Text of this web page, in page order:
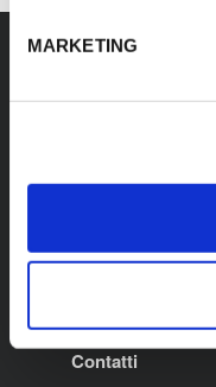
MARKETING
Chi siamo
Applicazioni
Trova il prodotto
Contatti